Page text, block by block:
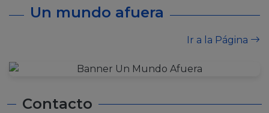
Un mundo afuera
Ir a la Página
Contacto